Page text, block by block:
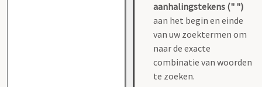
aanhalingstekens (" ")
aan het begin en einde
van uw zoektermen om
naar de exacte
combinatie van woorden
te zoeken.